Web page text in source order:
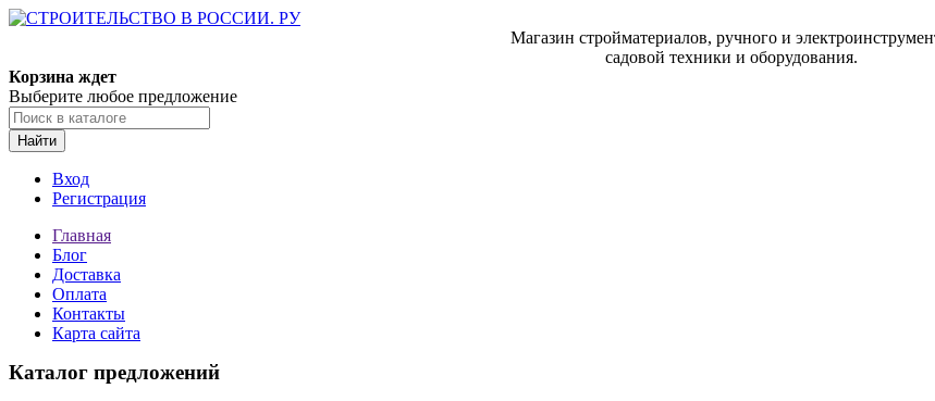
Магазин стройматериалов, ручного и
садовой техники и оборудования.
Корзина ждет
Выберите любое предложение
Найти
Вход
Регистрация
Главная
Блог
Доставка
Оплата
Контакты
Карта сайта
Каталог предложений